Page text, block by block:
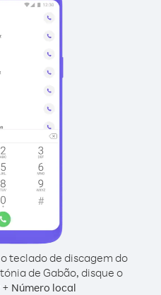
teclado de discagem do
de Gabão, disque o
+ Número local